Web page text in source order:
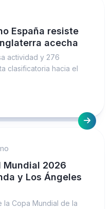
España resiste
acecha
actividad y 276
clasificatoria hacia el
Mundial 2026
y Los Ángeles
la Copa Mundial de la